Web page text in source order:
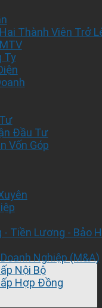
Thành Viên Trở
Ty
Đầu Tư
Vốn Góp
Tiền Lương - Bảo
Nghiệp (M&A)
Nội Bộ
Hợp Đồng